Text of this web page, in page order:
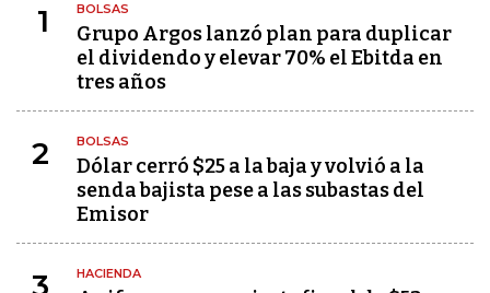
1 BOLSAS
Grupo Argos lanzó plan para duplicar
el dividendo y elevar 70% el Ebitda en
tres años
2 BOLSAS
Dólar cerró $25 a la baja y volvió a la
senda bajista pese a las subastas del
Emisor
3 HACIENDA